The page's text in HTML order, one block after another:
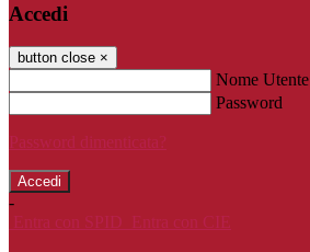
Accedi
button close ×
Nome Utente
Password
Password dimenticata?
-
Entra con SPID
Entra con CIE